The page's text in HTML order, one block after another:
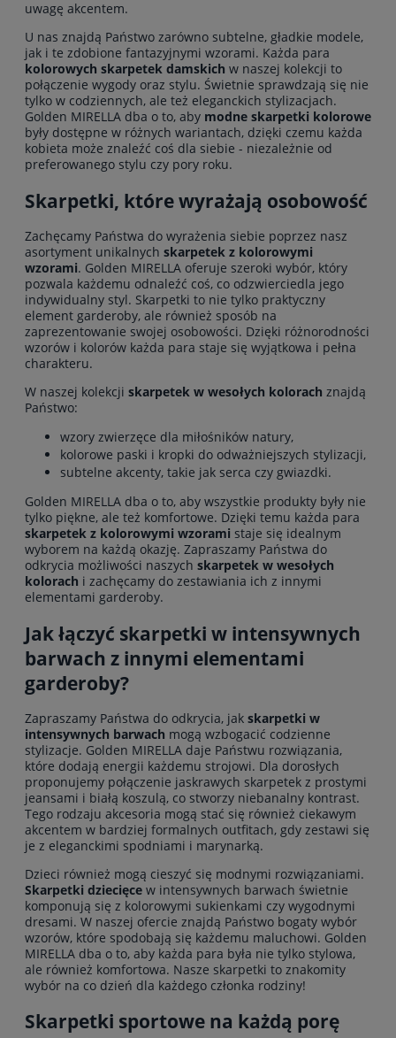
uwagę akcentem.
U nas znajdą Państwo zarówno subtelne, gładkie modele,
jak i te zdobione fantazyjnymi wzorami. Każda para
kolorowych skarpetek damskich w naszej kolekcji to
połączenie wygody oraz stylu. Świetnie sprawdzają się nie
tylko w codziennych, ale też eleganckich stylizacjach.
Golden MIRELLA dba o to, aby modne skarpetki kolorowe
były dostępne w różnych wariantach, dzięki czemu każda
kobieta może znaleźć coś dla siebie - niezależnie od
preferowanego stylu czy pory roku.
Skarpetki, które wyrażają osobowość
Zachęcamy Państwa do wyrażenia siebie poprzez nasz
asortyment unikalnych skarpetek z kolorowymi
wzorami. Golden MIRELLA oferuje szeroki wybór, który
pozwala każdemu odnaleźć coś, co odzwierciedla jego
indywidualny styl. Skarpetki to nie tylko praktyczny
element garderoby, ale również sposób na
zaprezentowanie swojej osobowości. Dzięki różnorodności
wzorów i kolorów każda para staje się wyjątkowa i pełna
charakteru.
W naszej kolekcji skarpetek w wesołych kolorach znajdą
Państwo:
wzory zwierzęce dla miłośników natury,
kolorowe paski i kropki do odważniejszych stylizacji,
subtelne akcenty, takie jak serca czy gwiazdki.
Golden MIRELLA dba o to, aby wszystkie produkty były nie
tylko piękne, ale też komfortowe. Dzięki temu każda para
skarpetek z kolorowymi wzorami staje się idealnym
wyborem na każdą okazję. Zapraszamy Państwa do
odkrycia możliwości naszych skarpetek w wesołych
kolorach i zachęcamy do zestawiania ich z innymi
elementami garderoby.
Jak łączyć skarpetki w intensywnych
barwach z innymi elementami
garderoby?
Zapraszamy Państwa do odkrycia, jak skarpetki w
intensywnych barwach mogą wzbogacić codzienne
stylizacje. Golden MIRELLA daje Państwu rozwiązania,
które dodają energii każdemu strojowi. Dla dorosłych
proponujemy połączenie jaskrawych skarpetek z prostymi
jeansami i białą koszulą, co stworzy niebanalny kontrast.
Tego rodzaju akcesoria mogą stać się również ciekawym
akcentem w bardziej formalnych outfitach, gdy zestawi się
je z eleganckimi spodniami i marynarką.
Dzieci również mogą cieszyć się modnymi rozwiązaniami.
Skarpetki dziecięce w intensywnych barwach świetnie
komponują się z kolorowymi sukienkami czy wygodnymi
dresami. W naszej ofercie znajdą Państwo bogaty wybór
wzorów, które spodobają się każdemu maluchowi. Golden
MIRELLA dba o to, aby każda para była nie tylko stylowa,
ale również komfortowa. Nasze skarpetki to znakomity
wybór na co dzień dla każdego członka rodziny!
Skarpetki sportowe na każdą porę